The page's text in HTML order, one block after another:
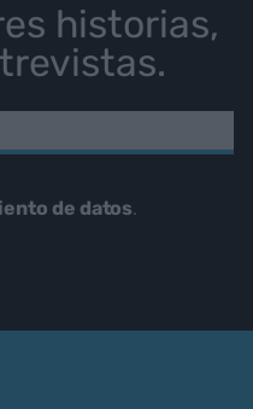
historias,
de datos.